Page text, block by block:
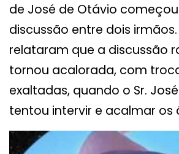
de José de Otávio
discussão entre dois
relataram que a discussão
tornou acalorada, com
exaltadas, quando o Sr.
tentou intervir e acalmar os